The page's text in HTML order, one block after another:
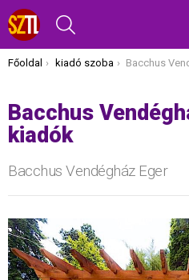
Itt vagy most:
Főoldal kiadó szoba Bacchus Vendégház Eger
Bacchus
kiadók
Bacchus Vendégház Eger